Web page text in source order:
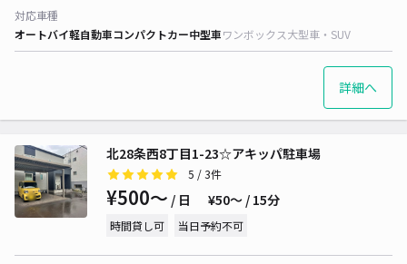
対応車種
オートバイ軽自動車コンパクトカー中型車ワンボックス大型車・SUV
詳細へ
北28条西8丁目1-23☆アキッパ駐車場
5 / 3件
¥500〜 / 日 ¥50〜 / 15分
時間貸し可 当日予約不可